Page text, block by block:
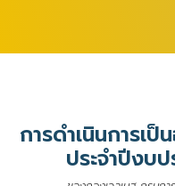
การดำเนินการเ
ประจำปีงบ